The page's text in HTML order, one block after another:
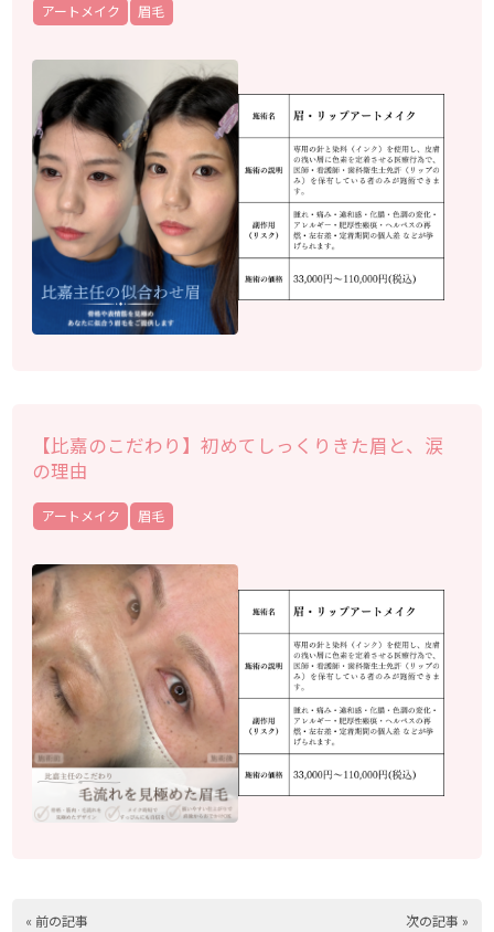
アートメイク 眉毛
【比嘉のこだわり】初めてしっくりきた眉と、涙
の理由
アートメイク 眉毛
« 前の記事
次の記事 »